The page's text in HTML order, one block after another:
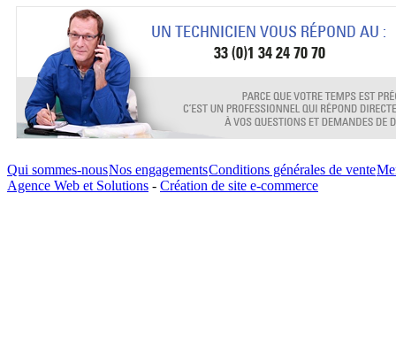
Qui sommes-nousNos engagementsConditions générales de vente
Agence Web et Solutions - Création de site e-commerce